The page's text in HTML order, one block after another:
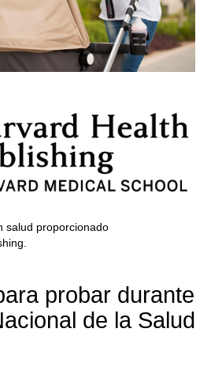
salud proporcionado
probar durante
de la Salud